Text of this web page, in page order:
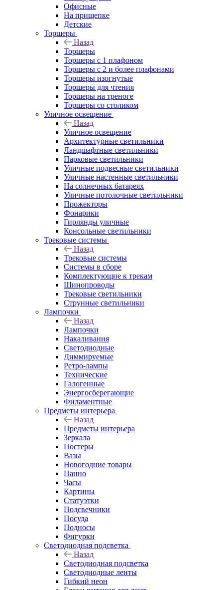
Офисные
На прищепке
Детские
Торшеры
Назад
Торшеры
Торшеры с 1 плафоном
Торшеры с 2 и более плафонами
Торшеры изогнутые
Торшеры для чтения
Торшеры на треноге
Торшеры со столиком
Уличное освещение
Назад
Уличное освещение
Архитектурные светильники
Ландшафтные светильники
Парковые светильники
Уличные подвесные светильники
Уличные настенные светильники
На солнечных батареях
Уличные потолочные светильники
Прожекторы
Фонарики
Гирлянды уличные
Консольные светильники
Трековые системы
Назад
Трековые системы
Системы в сборе
Комплектующие к трекам
Шинопроводы
Трековые светильники
Струнные светильники
Лампочки
Назад
Лампочки
Накаливания
Светодиодные
Диммируемые
Ретро-лампы
Технические
Галогенные
Энергосберегающие
Филаментные
Предметы интерьера
Назад
Предметы интерьера
Зеркала
Постеры
Вазы
Новогодние товары
Панно
Часы
Картины
Статуэтки
Подсвечники
Посуда
Подносы
Фигурки
Светодиодная подсветка
Назад
Светодиодная подсветка
Светодиодные ленты
Гибкий неон